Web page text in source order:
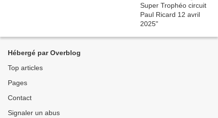
Hébergé par Overblog
Top articles
Pages
Contact
Signaler un abus